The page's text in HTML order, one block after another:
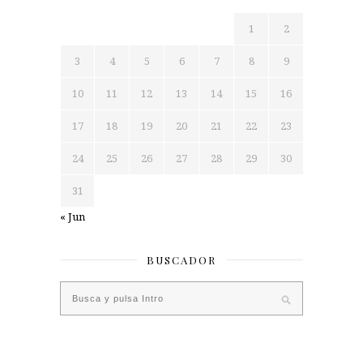
1 2
3 4 5 6 7 8 9
10 11 12 13 14 15 16
17 18 19 20 21 22 23
24 25 26 27 28 29 30
31
« Jun
BUSCADOR